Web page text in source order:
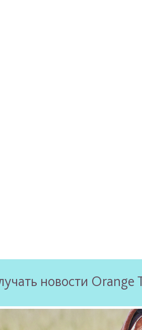
новости Orange